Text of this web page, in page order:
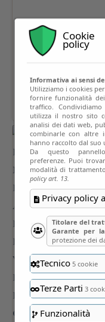
Cookie
policy
Informativa ai sensi
Utilizziamo i cookies
fornire funzionalità
traffico.
utilizza il nostro sito
analisi dei dati web,
combinarle con altre
hanno raccolto dal suo
Da questo
preferenze. Puoi
modalità di
policy art. 13.
Privacy policy
Titolare del
Garante per
protezione dei
Tecnico5 cookie
Terze Parti 3
Funzionalità